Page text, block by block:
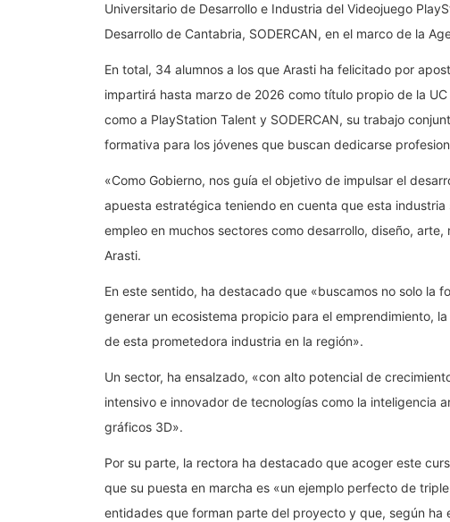
Universitario de Desarrollo e Industria del Videojuego
Desarrollo de Cantabria, SODERCAN, en el marco de la
En total, 34 alumnos a los que Arasti ha felicitado por
impartirá hasta marzo de 2026 como título propio de la
como a PlayStation Talent y SODERCAN, su trabajo
formativa para los jóvenes que buscan dedicarse
«Como Gobierno, nos guía el objetivo de impulsar el
apuesta estratégica teniendo en cuenta que esta
empleo en muchos sectores como desarrollo, diseño,
Arasti.
En este sentido, ha destacado que «buscamos no solo la
generar un ecosistema propicio para el emprendimiento,
de esta prometedora industria en la región».
Un sector, ha ensalzado, «con alto potencial de
intensivo e innovador de tecnologías como la inteligencia
gráficos 3D».
Por su parte, la rectora ha destacado que acoger este
que su puesta en marcha es «un ejemplo perfecto de
entidades que forman parte del proyecto y que, según